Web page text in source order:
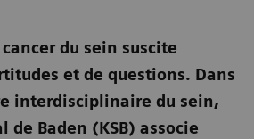
du sein suscite
et de questions. Dans
interdisciplinaire du sein,
de Baden (KSB) associe